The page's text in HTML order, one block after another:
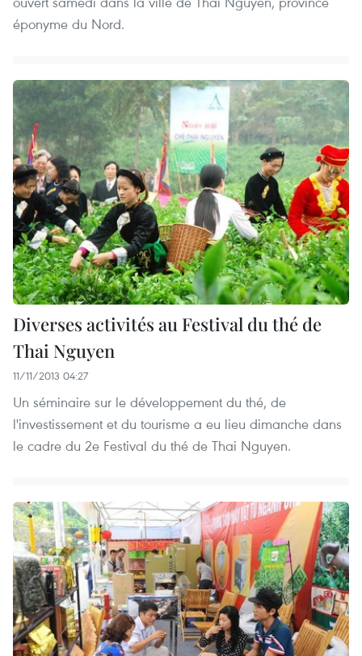
éponyme du Nord.
Diverses activités au Festival du thé de
Thai Nguyen
11/11/2013 04:27
Un séminaire sur le développement du thé, de
l'investissement et du tourisme a eu lieu dimanche dans
le cadre du 2e Festival du thé de Thai Nguyen.